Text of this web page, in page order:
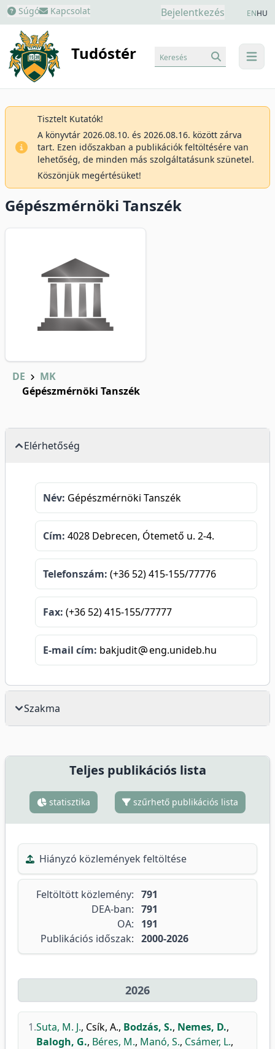
Súgó Kapcsolat Bejelentkezés ENHU
Tudóstér menu
Keresés
Tisztelt Kutatók!
A könyvtár 2026.08.10. és 2026.08.16. között zárva
tart. Ezen időszakban a publikációk feltöltésére van
lehetőség, de minden más szolgáltatásunk szünetel.
Köszönjük megértésüket!
Gépészmérnöki Tanszék
DE
MK
Gépészmérnöki Tanszék
Elérhetőség
Név: Gépészmérnöki Tanszék
Cím: 4028 Debrecen, Ótemető u. 2-4.
Telefonszám: (+36 52) 415-155/77776
Fax: (+36 52) 415-155/77777
E-mail cím: bakjudit eng.unideb.hu
Szakma
Teljes publikációs lista
statisztika szűrhető publikációs lista
Hiányzó közlemények feltöltése
Feltöltött közlemény: 791
DEA-ban: 791
OA:
191
Publikációs időszak: 2000-2026
2026
1.Suta, M. J., Csík, A., Bodzás, S., Nemes, D.,
Balogh, G., Béres, M., Manó, S., Csámer, L.,